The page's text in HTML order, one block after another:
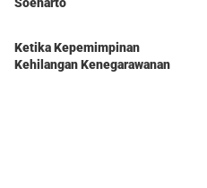
Ketika Kepemimpinan
Kehilangan Kenegarawanan